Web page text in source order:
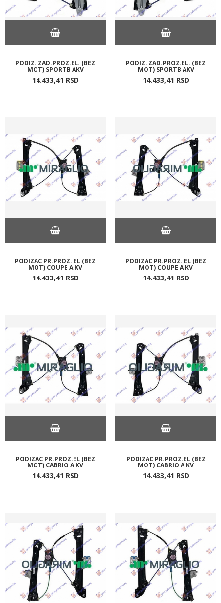
PODIZ. ZAD.PROZ.EL. (BEZ
MOT) SPORTB AKV
14.433,41 RSD
PODIZ. ZAD.PROZ.EL. (BEZ
MOT) SPORTB AKV
14.433,41 RSD
PODIZAC PR.PROZ. EL (BEZ
MOT) COUPE A KV
14.433,41 RSD
PODIZAC PR.PROZ. EL (BEZ
MOT) COUPE A KV
14.433,41 RSD
PODIZAC PR.PROZ.EL (BEZ
MOT) CABRIO A KV
14.433,41 RSD
PODIZAC PR.PROZ.EL (BEZ
MOT) CABRIO A KV
14.433,41 RSD